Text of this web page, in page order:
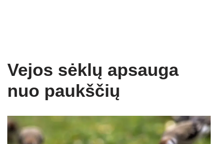
Vejos sėklų apsauga
nuo paukščių